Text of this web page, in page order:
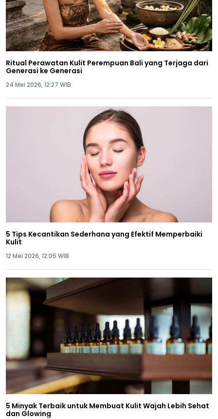
Ritual Perawatan Kulit Perempuan Bali yang Terjaga dari
Generasi ke Generasi
24 Mei 2026, 12:27 WIB
5 Tips Kecantikan Sederhana yang Efektif Memperbaiki
Kulit
12 Mei 2026, 12:05 WIB
5 Minyak Terbaik untuk Membuat Kulit Wajah Lebih Sehat
dan Glowing